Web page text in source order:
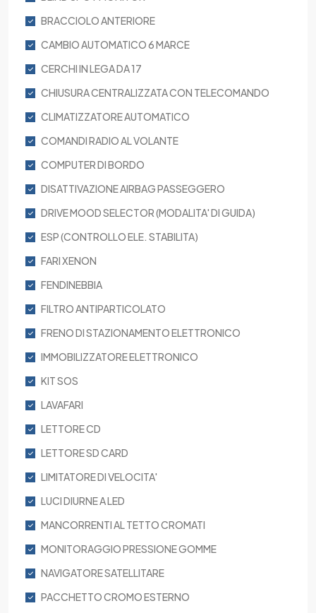
BRACCIOLO ANTERIORE
CAMBIO AUTOMATICO 6 MARCE
CERCHI IN LEGA DA 17
CHIUSURA CENTRALIZZATA CON TELECOMANDO
CLIMATIZZATORE AUTOMATICO
COMANDI RADIO AL VOLANTE
COMPUTER DI BORDO
DISATTIVAZIONE AIRBAG PASSEGGERO
DRIVE MOOD SELECTOR (MODALITA' DI GUIDA)
ESP (CONTROLLO ELE. STABILITA)
FARI XENON
FENDINEBBIA
FILTRO ANTIPARTICOLATO
FRENO DI STAZIONAMENTO ELETTRONICO
IMMOBILIZZATORE ELETTRONICO
KIT SOS
LAVAFARI
LETTORE CD
LETTORE SD CARD
LIMITATORE DI VELOCITA'
LUCI DIURNE A LED
MANCORRENTI AL TETTO CROMATI
MONITORAGGIO PRESSIONE GOMME
NAVIGATORE SATELLITARE
PACCHETTO CROMO ESTERNO